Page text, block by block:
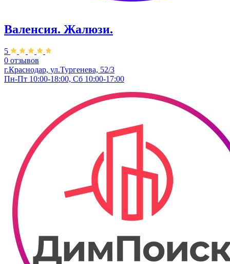
Валенсия. Жалюзи.
5
0 отзывов
г.Краснодар, ул.Тургенева, 52/3
Пн-Пт 10:00-18:00, Сб 10:00-17:00